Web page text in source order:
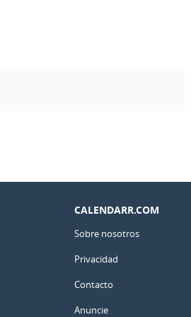
CALENDARR.COM
Sobre nosotros
Privacidad
Contacto
Anuncie